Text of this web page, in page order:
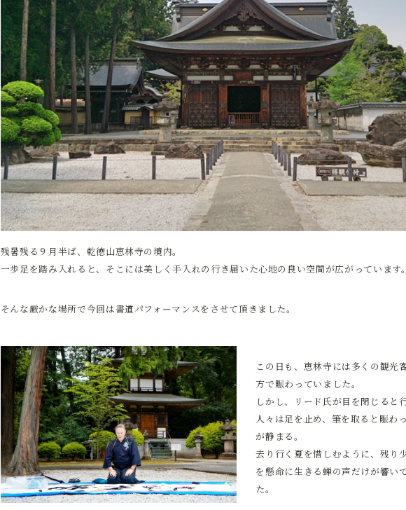
残暑残る９月半ば、乾徳山恵林寺の境内。
一歩足を踏み入れると、そこには美しく手入れの行き届いた心地の良い空間が広がっています
そんな厳かな場所で今回は書道パフォーマンスをさせて頂きました。
この日も、恵林寺には多くの観光
方で賑わっていました。
しかし、リード氏が目を閉じると
人々は足を止め、筆を取ると賑わ
が静まる。
去り行く夏を惜しむように、残り
を懸命に生きる蝉の声だけが響い
た。